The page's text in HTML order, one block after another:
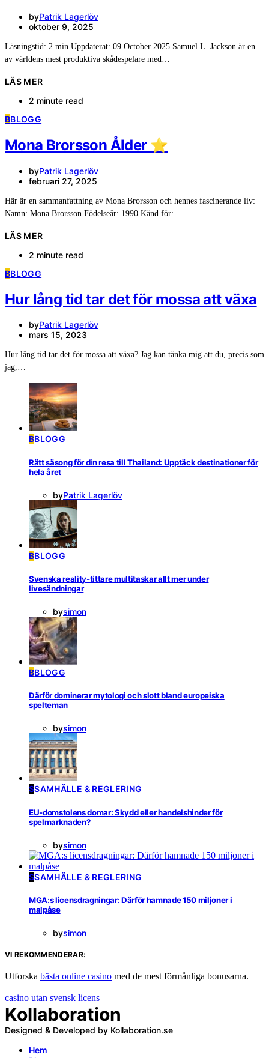
byPatrik Lagerlöv
oktober 9, 2025
Läsningstid: 2 min Uppdaterat: 09 October 2025 Samuel L. Jackson är en
av världens mest produktiva skådespelare med…
LÄS MER
2 minute read
BBLOGG
Mona Brorsson Ålder ⭐️
byPatrik Lagerlöv
februari 27, 2025
Här är en sammanfattning av Mona Brorsson och hennes fascinerande liv:
Namn: Mona Brorsson Födelseår: 1990 Känd för:…
LÄS MER
2 minute read
BBLOGG
Hur lång tid tar det för mossa att växa
byPatrik Lagerlöv
mars 15, 2023
Hur lång tid tar det för mossa att växa? Jag kan tänka mig att du, precis som
jag,…
BBLOGG
Rätt säsong för din resa till Thailand: Upptäck destinationer för
hela året
byPatrik Lagerlöv
BBLOGG
Svenska reality-tittare multitaskar allt mer under
livesändningar
bysimon
BBLOGG
Därför dominerar mytologi och slott bland europeiska
spelteman
bysimon
SSAMHÄLLE & REGLERING
EU-domstolens domar: Skydd eller handelshinder för
spelmarknaden?
bysimon
SSAMHÄLLE & REGLERING
MGA:s licensdragningar: Därför hamnade 150 miljoner i
malpåse
bysimon
VI REKOMMENDERAR:
Utforska bästa online casino med de mest förmånliga bonusarna.
casino utan svensk licens
Kollaboration
Designed & Developed by Kollaboration.se
Hem